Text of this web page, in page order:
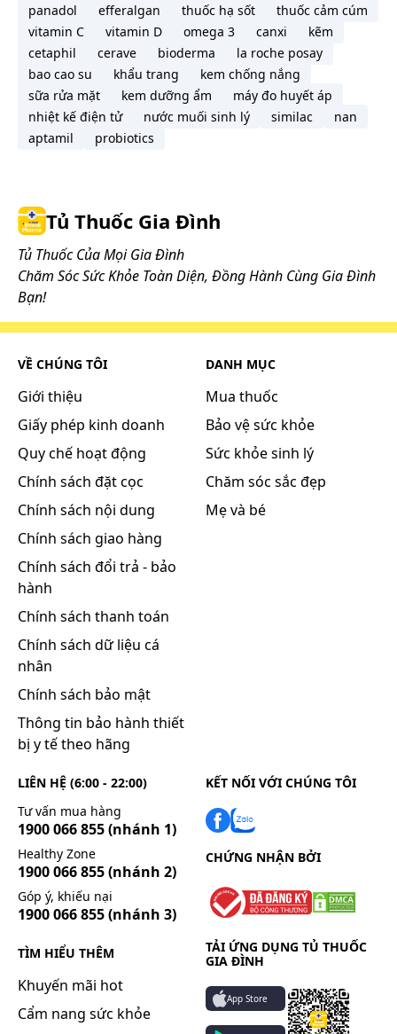
Trẻ sơ sinh
25 giọt (tương đương 1 ml) cho
vào bình sữa hoặc cho uống
trước hay sau khi bú.
Trẻ em: 1 - 6
tuổi
25 giọt (tương
đương 1 ml)
3 - 5
thanh thiếu
niên: 6 - 14
tuổi
(tương đương 1 -
Thanh thiếu
niên từ 14
lớn
50 giọt (tương
3 - 5
Espumisan® L có thể dùng cùng hoặc sau bữa ăn,
trước khi đi ngủ nếu cần thiết.
Thời gian điều trị phụ thuộc vào tình trạng bệnh.
Có thể dùng Espumisan® L kéo dài nếu cần thiết.
Có thể dùng Espumisan® L sau khi phẫu thuật.
Trường hợp hỗ trợ chuẩn bị xét nghiệm bằng hình
ảnh khoang bụng
Chụp X quang, siêu âm
24 giờ trước ngày xét
nghiệm
3 lần x 2 ml (tương đương
3 lần x 50 giọt)
Như là một chất hỗ trợ cho thuốc cản quang:
4 - 8 ml nhũ dịch với mỗi lít thuốc cản quang để
Để chuẩn bị cho nội soi:
Trước khi nội soi dùng 4 - 8 ml.
Nếu cần, có thể dùng một vài ml nhũ dịch tra vào
ống nội soi trong quá trình nội soi để loại trừ sự
ảnh hưởng của các bọt khí.
Như là một tác nhân giải độc trong trường hợp ngộ
Phụ thuộc vào mức độ nặng của ngộ độc:
panadol efferalgan thuốc hạ sốt
thuốc cảm cúm
vitamin C
vitamin D omega 3 canxi
kẽm
cetaphil
cerave bioderma
la roche posay
bao cao su
khẩu trang
kem chống nắng
sữa rửa mặt
kem dưỡng ẩm
máy đo huyết áp
nhiệt kế điện tử
nước muối sinh lý similac
nan
aptamil
probiotics
Tủ Thuốc Gia Đình
Tủ Thuốc Của Mọi Gia Đình
Chăm Sóc Sức Khỏe Toàn Diện, Đồng Hành Cùng Gia Đình
Bạn!
VỀ CHÚNG TÔI
Giới thiệu
Giấy phép kinh doanh
Quy chế hoạt động
Chính sách đặt cọc
Chính sách nội dung
Chính sách giao hàng
Chính sách đổi trả - bảo
hành
Chính sách thanh toán
Chính sách dữ liệu cá
nhân
Chính sách bảo mật
Thông tin bảo hành thiết
bị y tế theo hãng
DANH MỤC
Mua thuốc
Bảo vệ sức khỏe
Sức khỏe sinh lý
Chăm sóc sắc đẹp
Mẹ và bé
LIÊN HỆ (6:00 - 22:00)
Tư vấn mua hàng
1900 066 855(nhánh 1)
Healthy Zone
1900 066 855(nhánh 2)
Góp ý, khiếu nại
1900 066 855(nhánh 3)
TÌM HIỂU THÊM
Khuyến mãi hot
Cẩm nang sức khỏe
KẾT NỐI VỚI CHÚNG TÔI
CHỨNG NHẬN BỞI
TẢI ỨNG DỤNG TỦ THUỐC
GIA ĐÌNH
App Store